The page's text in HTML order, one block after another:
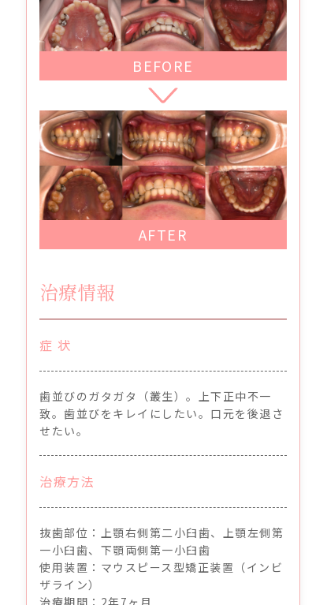
BEFORE
AFTER
治療情報
症 状
歯並びのガタガタ（叢生）。上下正中不一
致。歯並びをキレイにしたい。口元を後退さ
せたい。
治療方法
抜歯部位：上顎右側第二小臼歯、上顎左側第
一小臼歯、下顎両側第一小臼歯
使用装置：マウスピース型矯正装置（インビ
ザライン）
治療期間：2年7ヶ月